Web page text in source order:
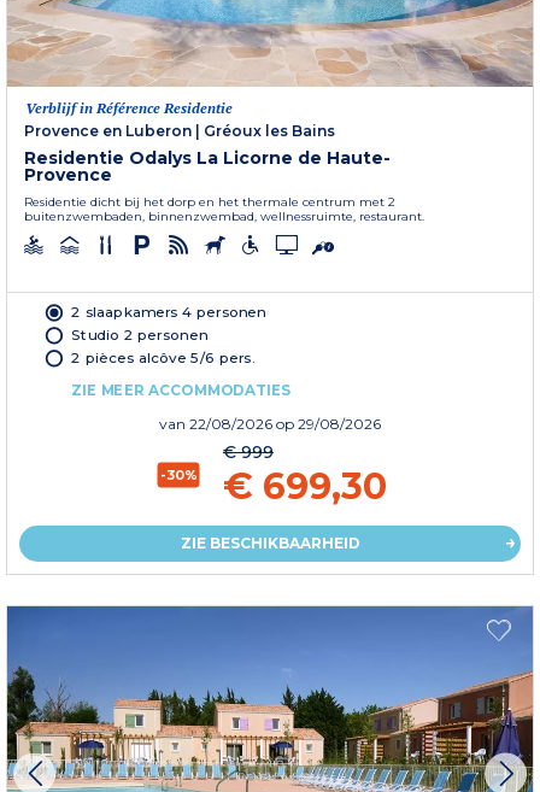
Verblijf in Référence Residentie
Provence en Luberon
Gréoux les Bains
Residentie Odalys La Licorne de Haute-
Provence
Residentie dicht bij het dorp en het thermale centrum met 2
buitenzwembaden, binnenzwembad, wellnessruimte, restaurant.
2 slaapkamers 4 personen
Studio 2 personen
2 pièces alcôve 5/6 pers.
ZIE MEER ACCOMMODATIES
van 22/08/2026 op 29/08/2026
-30%
€ 999
€ 699,30
ZIE BESCHIKBAARHEID